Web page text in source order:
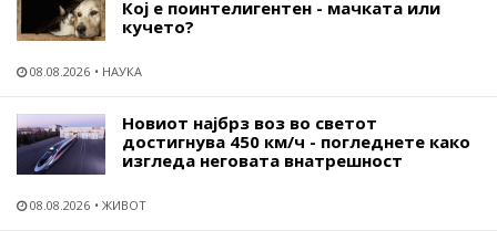
Кој е поинтелигентен - мачката или
кучето?
08.08.2026 НАУКА
Новиот најбрз воз во светот
достигнува 450 км/ч - погледнете како
изгледа неговата внатрешност
08.08.2026 ЖИВОТ